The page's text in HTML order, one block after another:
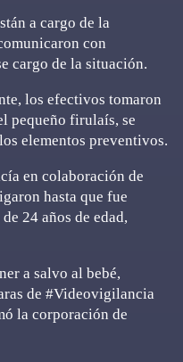
a cargo de la
con
cargo de la situación.
los efectivos tomaron
pequeño firulaís, se
elementos preventivos.
en colaboración de
hasta que fue
24 años de edad,
a salvo al bebé,
de #Videovigilancia
la corporación de